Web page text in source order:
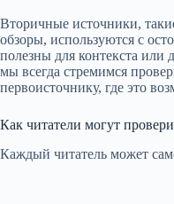
Вторичные источники,
обзоры, используются с
полезны для контекста или
мы всегда стремимся
первоисточнику, где это
Как читатели могут
Каждый читатель может